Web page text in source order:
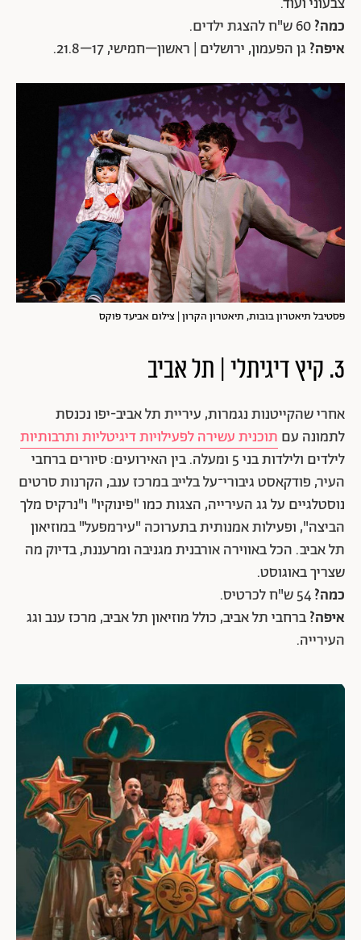
כמה?
איפה? גן הפעמון, ירושלים | ראשון–חמישי, 17–21.8.
פסטיבל תיאטרון בובות, תיאטרון הקרון | צילום אביעד פוקס
3. קיץ דיגיתלי | תל אביב
אחרי שהקייטנות נגמרות, עיריית תל אביב-יפו נכנסת
לתמונה עם תוכנית עשירה לפעילויות דיגיטליות ותרבותיות
לילדים ולילדות בני 5 ומעלה. בין האירועים: סיורים ברחבי
העיר, פודקאסט גיבורי־על בלייב במרכז ענב, הקרנות סרטים
נוסטלגיים על גג העירייה, הצגות כמו "פינוקיו" ו"נרקיס מלך
הביצה", ופעילות אמנותית בתערוכה "עירמפעל" במוזיאון
תל אביב. הכל באווירה אורבנית מגניבה ומרעננת, בדיוק מה
שצריך באוגוסט.
כמה?
איפה?ברחבי תל אביב, כולל מוזיאון תל אביב, מרכז ענב וגג
העירייה.